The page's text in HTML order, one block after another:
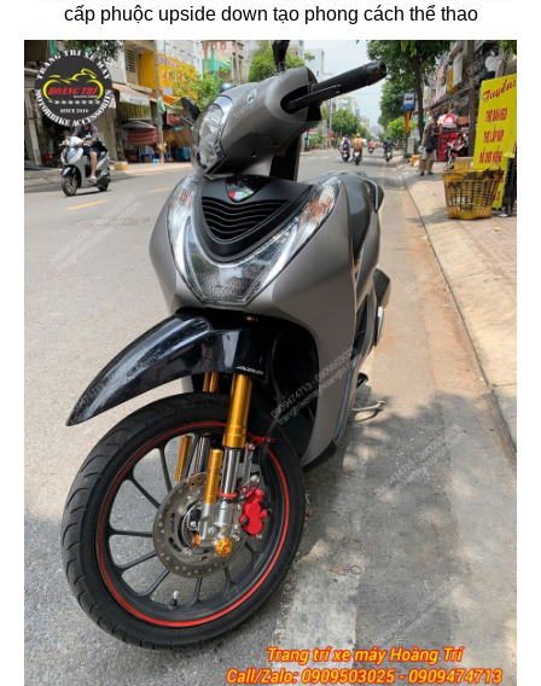
cấp phuộc upside down tạo phong cách thể thao